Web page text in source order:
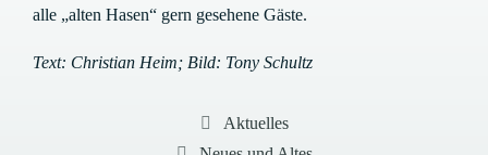
alle „alten Hasen“ gern gesehene Gäste.
Text: Christian Heim; Bild: Tony Schultz
Kategorien
Aktuelles